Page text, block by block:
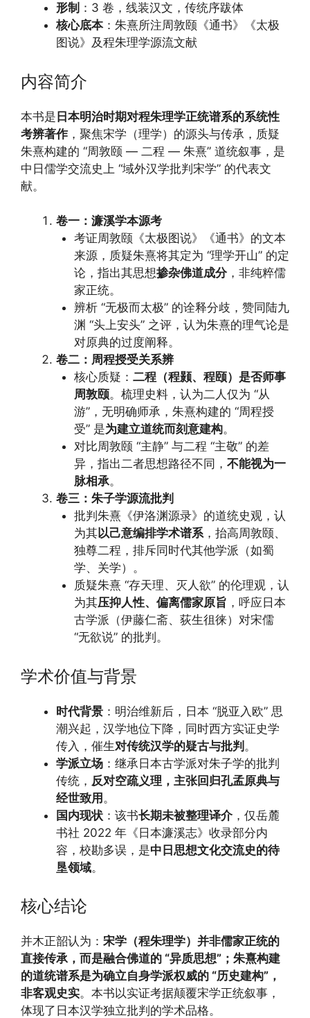
形制 ：3 卷，线装汉文，传统序跋体
核心底本：朱熹所注周敦颐《通书》《太极
图说》及程朱理学源流文献
内容简介
本书是日本明治时期对程朱理学正统谱系的系统性
考辨著作，聚焦宋学（理学）的源头与传承，质疑
朱熹构建的 “周敦颐 — 二程 — 朱熹” 道统叙事，是
中日儒学交流史上 “域外汉学批判宋学” 的代表文
献。
卷一：濂溪学本源考
考证周敦颐《太极图说》《通书》的文本
来源，质疑朱熹将其定为 “理学开山” 的定
论，指出其思想掺杂佛道成分，非纯粹儒
家正统。
辨析 “无极而太极” 的诠释分歧，赞同陆九
渊 “头上安头” 之评，认为朱熹的理气论是
对原典的过度阐释。
卷二：周程授受关系辨
核心质疑： 二程（程颢、程颐）是否师事
周敦颐。梳理史料，认为二人仅为 “从
游”，无明确师承，朱熹构建的 “周程授
受” 是为建立道统而刻意建构。
对比周敦颐 “主静” 与二程 “主敬” 的差
异，指出二者思想路径不同， 不能视为一
脉相承。
卷三：朱子学源流批判
批判朱熹《伊洛渊源录》的道统史观，认
为其以己意编排学术谱系，抬高周敦颐、
独尊二程，排斥同时代其他学派（如蜀
学、关学）。
质疑朱熹 “存天理、灭人欲” 的伦理观，认
为其压抑人性、偏离儒家原旨 ，呼应日本
古学派（伊藤仁斋、荻生徂徕）对宋儒
“无欲说” 的批判。
学术价值与背景
时代背景 ：明治维新后，日本 “脱亚入欧” 思
潮兴起，汉学地位下降，同时西方实证史学
传入，催生对传统汉学的疑古与批判 。
学派立场 ：继承日本古学派对朱子学的批判
传统， 反对空疏义理，主张回归孔孟原典与
经世致用 。
国内现状 ：该书长期未被整理译介，仅岳麓
书社 2022 年《日本濂溪志》收录部分内
容，校勘多误，是中日思想文化交流史的待
垦领域。
核心结论
并木正韶认为： 宋学（程朱理学）并非儒家正统的
直接传承，而是融合佛道的 “异质思想”；朱熹构建
的道统谱系是为确立自身学派权威的 “历史建构”，
非客观史实。本书以实证考据颠覆宋学正统叙事，
体现了日本汉学独立批判的学术品格。